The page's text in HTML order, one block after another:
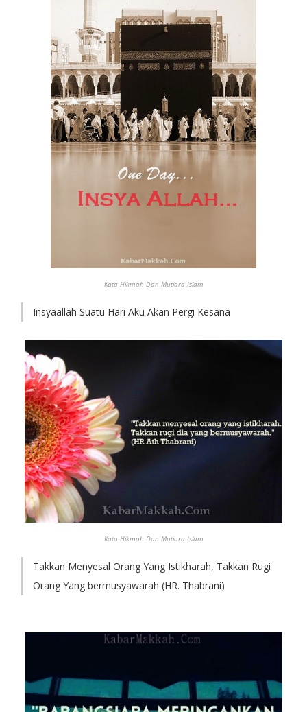
Kata Hikmah Dan Mutiara Islam
Insyaallah Suatu Hari Aku Akan Pergi Kesana
Kata Hikmah Dan Mutiara Islam
Takkan Menyesal Orang Yang Istikharah, Takkan Rugi
Orang Yang bermusyawarah (HR. Thabrani)